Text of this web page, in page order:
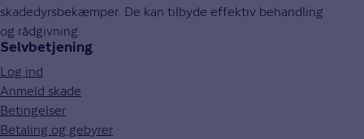
skadedyrsbekæmper. De kan tilbyde effektiv behandling
og rådgivning.
Selvbetjening
Log ind
Anmeld skade
Betingelser
Betaling og gebyrer